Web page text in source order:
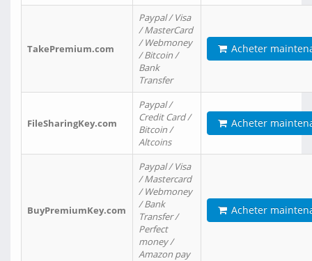
TakePremium.com
Paypal / Visa
/ MasterCard
/ Webmoney
/ Bitcoin /
Bank
Transfer
Acheter
FileSharingKey.com
Paypal /
Credit Card /
Bitcoin /
Altcoins
Acheter
BuyPremiumKey.com
Paypal / Visa
/ Mastercard
/ Webmoney
/ Bank
Transfer /
Perfect
money /
Amazon pay
Acheter